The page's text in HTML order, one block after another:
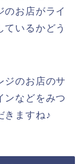
のお店がライ
ているかどう
ジのお店のサ
ンなどをみつ
きますね♪